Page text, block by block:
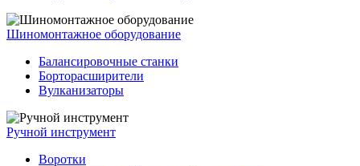
Шиномонтажное оборудование
Балансировочные станки
Борторасширители
Вулканизаторы
Ручной инструмент
Воротки